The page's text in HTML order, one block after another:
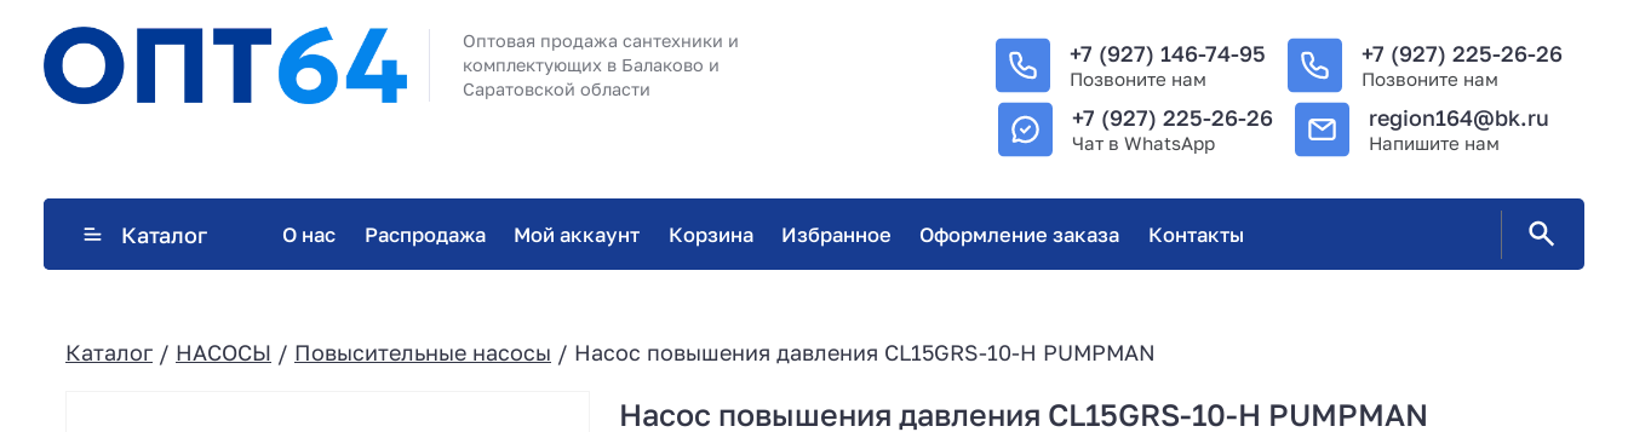
Оптовая продажа сантехники и
комплектующих в Балаково и
Саратовской области
+7 (927) 146-74-95
Позвоните нам
+7 (927) 225-26-26
Позвоните нам
+7 (927) 225-26-26
Чат в WhatsApp
region164@bk.ru
Напишите нам
Каталог О нас Распродажа Мой аккаунт Корзина Избранное Оформление заказа Контакты
Каталог / НАСОСЫ / Повысительные насосы / Насос повышения давления CL15GRS-10-H PUMPMAN
Насос повышения давления CL15GRS-10-H PUMPMAN